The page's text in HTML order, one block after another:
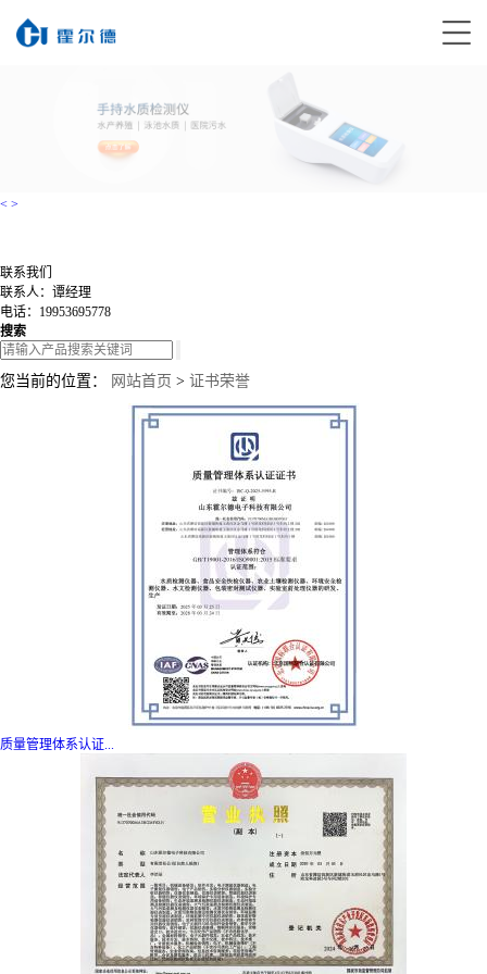
< >
联系我们
联系人：谭经理
电话：19953695778
搜索
您当前的位置： 网站首页 > 证书荣誉
质量管理体系认证...